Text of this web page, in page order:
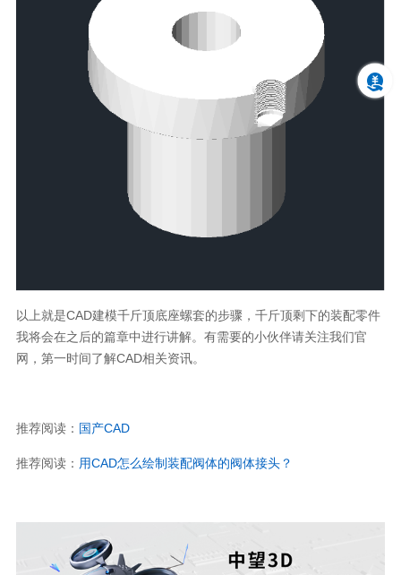
以上就是CAD建模千斤顶底座螺套的步骤，千斤顶剩下的装配零件
我将会在之后的篇章中进行讲解。有需要的小伙伴请关注我们官
网，第一时间了解CAD相关资讯。
推荐阅读： 国产CAD
推荐阅读： 用CAD怎么绘制装配阀体的阀体接头？